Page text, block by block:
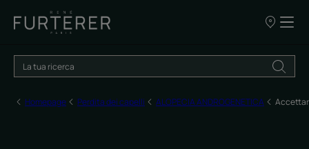
vendita
Homepage Perdita dei capelli ALOPECIA ANDROGENETICA